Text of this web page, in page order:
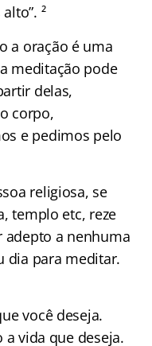
²
a oração é uma
meditação pode
delas,
corpo,
e pedimos pelo
religiosa, se
templo etc, reze
adepto a nenhuma
dia para meditar.
você deseja.
a vida que deseja.